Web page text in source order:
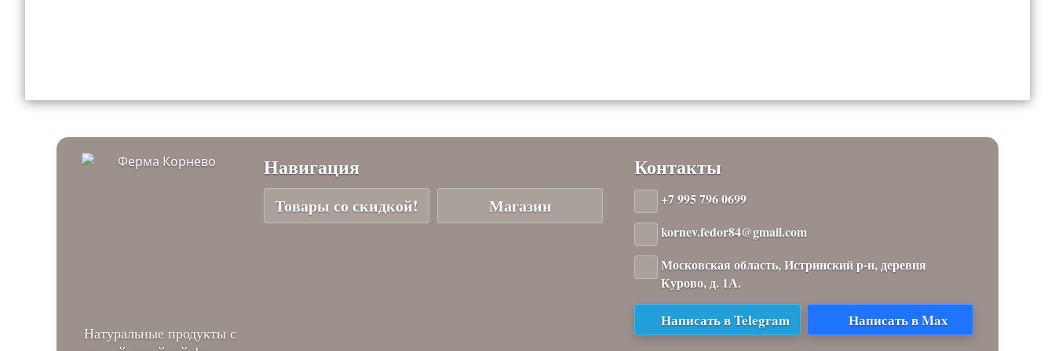
Натуральные продукты с
Навигация
Товары со скидкой! Магазин
Контакты
+7 995 796 0699
kornev.fedor84@gmail.com
Московская область, Истринский р-н, деревня
Курово, д. 1А.
Написать в Telegram Написать в Max